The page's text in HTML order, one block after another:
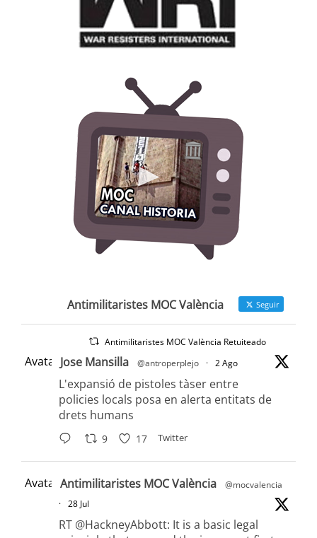
Antimilitaristes MOC València Seguir
Antimilitaristes MOC València Retuiteado
Avatar Jose Mansilla @antroperplejo · 2 Ago
L'expansió de pistoles tàser entre
policies locals posa en alerta entitats de
drets humans
9 17 Twitter
Avatar Antimilitaristes MOC València
@mocvalencia
· 28 Jul
RT @HackneyAbbott: It is a basic legal